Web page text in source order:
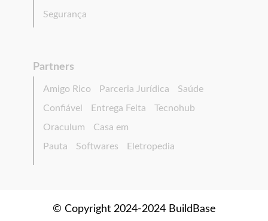
Segurança
Partners
Amigo Rico Parceria Jurídica
Saúde
Confiável
Entrega Feita
Tecnohub
Oraculum
Casa em
Pauta
Softwares Eletropedia
© Copyright 2024-2024 BuildBase